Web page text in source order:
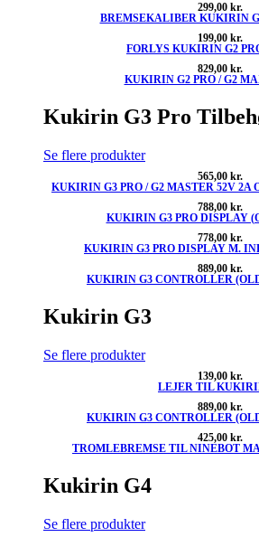
299,00 kr.
BREMSEKALIBER KUKIRIN
199,00 kr.
FORLYS KUKIRIN G2
829,00 kr.
KUKIRIN G2 PRO / G2
Kukirin G3 Pro
Se flere produkter
565,00 kr.
KUKIRIN G3 PRO / G2 MASTER 52V 2A
788,00 kr.
KUKIRIN G3 PRO DISPLAY
778,00 kr.
KUKIRIN G3 PRO DISPLAY M.
889,00 kr.
KUKIRIN G3 CONTROLLER
Kukirin G3
Se flere produkter
139,00 kr.
LEJER TIL
889,00 kr.
KUKIRIN G3 CONTROLLER
425,00 kr.
TROMLEBREMSE TIL NINEBOT
Kukirin G4
Se flere produkter